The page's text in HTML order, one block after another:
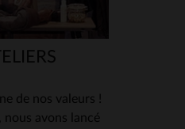
de nos valeurs !
nous avons lancé